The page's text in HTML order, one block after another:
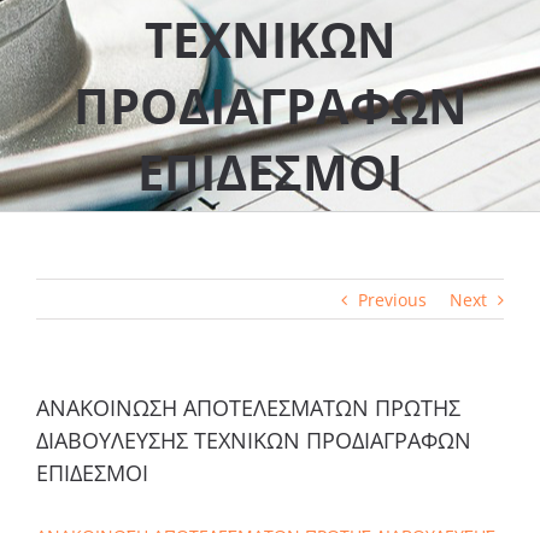
ΤΕΧΝΙΚΩΝ
ΠΡΟΔΙΑΓΡΑΦΩΝ
ΕΠΙΔΕΣΜΟΙ
Previous Next
ΑΝΑΚΟΙΝΩΣΗ ΑΠΟΤΕΛΕΣΜΑΤΩΝ ΠΡΩΤΗΣ
ΔΙΑΒΟΥΛΕΥΣΗΣ ΤΕΧΝΙΚΩΝ ΠΡΟΔΙΑΓΡΑΦΩΝ
ΕΠΙΔΕΣΜΟΙ